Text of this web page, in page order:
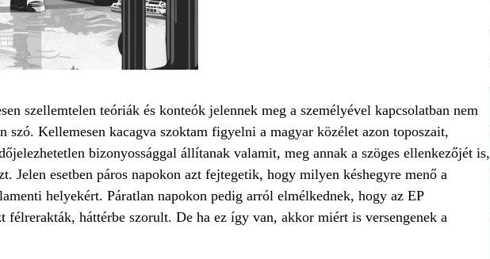
szellemtelen teóriák és konteók jelennek meg a személyével kapcsolatban nem
Kellemesen kacagva szoktam figyelni a magyar közélet azon toposzait,
bizonyossággal állítanak valamit, meg annak a szöges ellenkezőjét is,
Jelen esetben páros napokon azt fejtegetik, hogy milyen késhegyre menő a
helyekért. Páratlan napokon pedig arról elmélkednek, hogy az EP
háttérbe szorult. De ha ez így van, akkor miért is versengenek a